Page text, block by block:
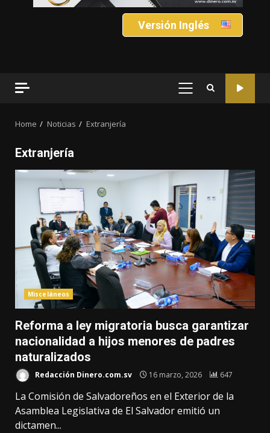
Versión Inglés
PRIMARY
Home Noticias Extranjería
Extranjería
Misceláneos
Reforma a ley migratoria busca garantizar
nacionalidad a hijos menores de padres
naturalizados
Redacción Dinero.com.sv 16 marzo, 2026 647
La Comisión de Salvadoreños en el Exterior de la
Asamblea Legislativa de El Salvador emitió un
dictamen...